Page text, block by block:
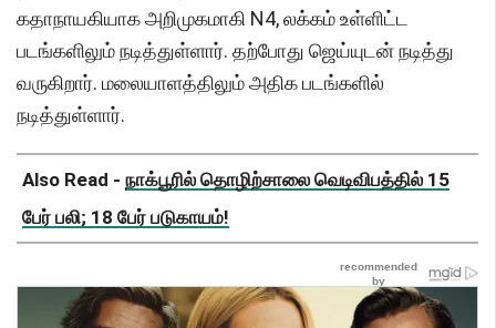
கதாநாயகியாக அறிமுகமாகி N4, லக்கம் உள்ளிட்ட
படங்களிலும் நடித்துள்ளார். தற்போது ஜெய்யுடன் நடித்து
வருகிறார். மலையாளத்திலும் அதிக படங்களில்
நடித்துள்ளார்.
Also Read - நாக்பூரில் தொழிற்சாலை வெடிவிபத்தில் 15
பேர் பலி; 18 பேர் படுகாயம்!